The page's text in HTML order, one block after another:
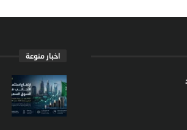
اخبار منوعة